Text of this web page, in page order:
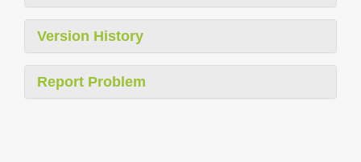
Version History
Report Problem